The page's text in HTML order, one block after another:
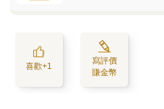
喜歡+1
寫評價
賺金幣